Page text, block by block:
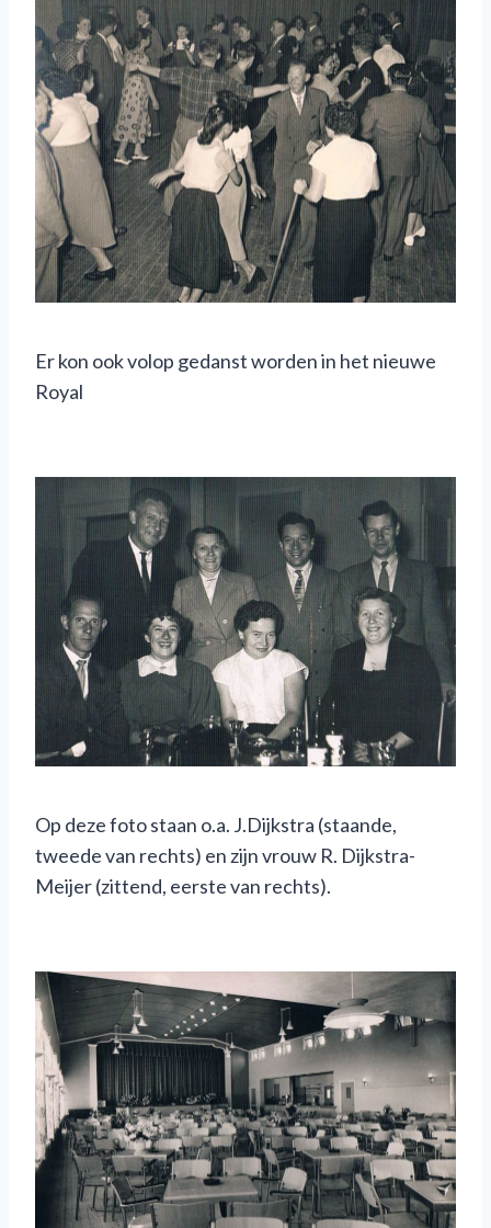
Er kon ook volop gedanst worden in het nieuwe
Royal
Op deze foto staan o.a. J.Dijkstra (staande,
tweede van rechts) en zijn vrouw R. Dijkstra-
Meijer (zittend, eerste van rechts).